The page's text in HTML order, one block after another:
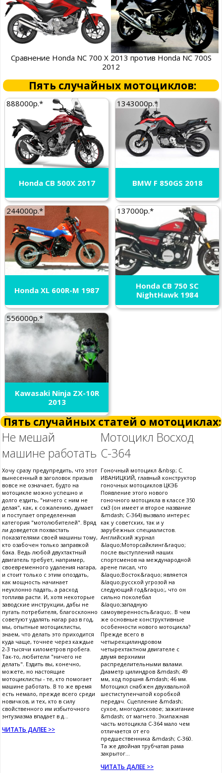
Сравнение Honda NC 700 X 2013 против Honda NC 700S
2012
Пять случайных мотоциклов:
888000р.*
Honda CB 500X 2017
1343000р.*
BMW F 850GS 2018
244000р.*
Honda XL 600R-M 1987
137000р.*
Honda CB 750 SC
NightHawk 1984
556000р.*
Kawasaki Ninja ZX-10R
2013
Пять случайных статей о мотоциклах:
Не мешай
машине работать
Хочу сразу предупредить, что этот
вынесенный в заголовок призыв
вовсе не означает, будто на
мотоцикле можно успешно и
долго ездить, "ничего с ним не
делая", как, к сожалению, думает
и поступает определенная
категория "мотолюбителей". Вряд
ли доведется похвастать
показателями своей машины тому,
кто озабочен только заправкой
бака. Ведь любой двухтактный
двигатель требует, например,
своевременного удаления нагара,
и стоит только с этим опоздать,
как мощность начинает
неуклонно падать, а расход
топлива расти. И, хотя некоторые
заводские инструкции, дабы не
пугать потребителя, благосклонно
советуют удалять нагар раз в год,
мы, опытные мотоциклисты,
знаем, что делать это приходится
куда чаще, точнее через каждые
2-3 тысячи километров пробега.
Так-то, любители "ничего не
делать". Ездить вы, конечно,
можете, но настоящие
мотоциклисты - те, кто помогает
машине работать. В то же время
есть немало, прежде всего среди
новичков, и тех, кто в силу
свойственного им избыточного
энтузиазма впадает в д...
ЧИТАТЬ ДАЛЕЕ >>
Мотоцикл Восход
С-364
Гоночный мотоцикл &nbsp; С.
ИВАНИЦКИЙ, главный конструктор
гоночных мотоциклов ЦКЭБ
Появление этого нового
гоночного мотоцикла в классе 350
см3 (он имеет и второе название
&mdash; С-364) вызвало интерес
как у советских, так и у
зарубежных специалистов.
Английский журнал
&laquo;Моторсайклинг&raquo;
после выступлений наших
спортсменов на международной
арене писал, что
&laquo;Восток&raquo; является
&laquo;русской угрозой на
следующий год&raquo;, что он
сильно поколебал
&laquo;западную
самоуверенность&raquo;. В чем
же основные конструктивные
особенности нового мотоцикла?
Прежде всего в
четырехцилиндровом
четырехтактном двигателе с
двумя верхними
распределительными валами.
Диаметр цилиндров &mdash; 49
мм, ход поршня &mdash; 46 мм.
Мотоцикл снабжен двухвальной
шестиступенчатой коробкой
передач. Сцепление &mdash;
сухое, многодисковое; зажигание
&mdash; от магнето. Экипажная
часть мотоцикла С-364 мало чем
отличается от его
предшественника &mdash; С-360.
Та же двойная трубчатая рама
закрытог...
ЧИТАТЬ ДАЛЕЕ >>